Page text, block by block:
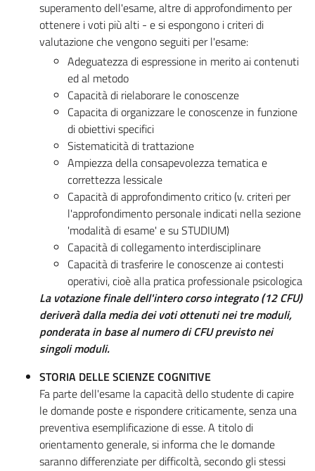
superamento dell'esame, altre di approfondimento per
ottenere i voti più alti - e si espongono i criteri di
valutazione che vengono seguiti per l'esame:
Adeguatezza di espressione in merito ai contenuti
ed al metodo
Capacità di rielaborare le conoscenze
Capacita di organizzare le conoscenze in funzione
di obiettivi specifici
Sistematicità di trattazione
Ampiezza della consapevolezza tematica e
correttezza lessicale
Capacità di approfondimento critico (v. criteri per
l'approfondimento personale indicati nella sezione
'modalità di esame' e su STUDIUM)
Capacità di collegamento interdisciplinare
Capacità di trasferire le conoscenze ai contesti
operativi, cioè alla pratica professionale psicologica
La votazione finale dell'intero corso integrato (12 CFU)
deriverà dalla media dei voti ottenuti nei tre moduli,
ponderata in base al numero di CFU previsto nei
singoli moduli.
STORIA DELLE SCIENZE COGNITIVE
Fa parte dell'esame la capacità dello studente di capire
le domande poste e rispondere criticamente, senza una
preventiva esemplificazione di esse. A titolo di
orientamento generale, si informa che le domande
saranno differenziate per difficoltà, secondo gli stessi